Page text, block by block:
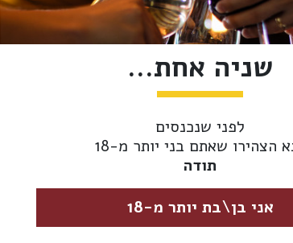
מידע נוסף אספקה ומשלוחים
סוג משקה:
נפח: 700 מ"ל
כשרות: ללא
אחוז
שניה אחת...
לפני שנכנסים
הצהירו שאתם בני יותר מ-18
תודה
אני בן\בת יותר מ-18